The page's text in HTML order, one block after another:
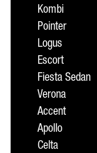
Kombi
Pointer
Logus
Escort
Fiesta Sedan
Verona
Accent
Apollo
Celta